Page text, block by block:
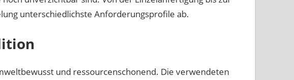
unterschiedlichste Anforderungsprofile ab.
und ressourcenschonend. Die verwendeten